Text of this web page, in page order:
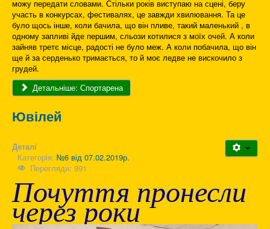
можу передати словами. Стільки років виступаю на сцені, беру
участь в конкурсах, фестивалях, це завжди хвилювання. Та це
було щось інше, коли бачила, що він пливе, такий маленький , в
одному запливі йде першим, сльози котилися з моїх очей. А коли
зайняв третє місце, радості не було меж. А коли побачила, що він
ще й за серденько тримається, то й моє ледве не вискочило з
грудей.
Детальніше: Спортарена
Ювілей
Деталі
Категорія: №6 від 07.02.2019р.
Перегляди: 991
Почуття пронесли
через роки